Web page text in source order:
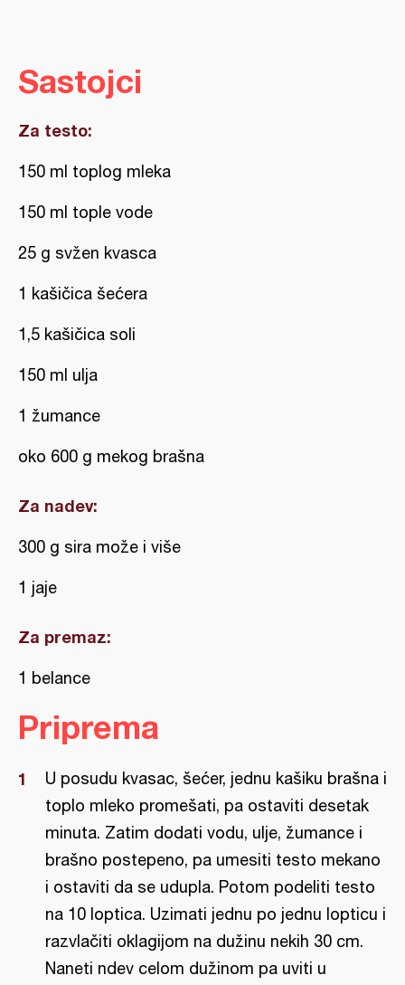
Sastojci
Za testo:
150 ml toplog mleka
150 ml tople vode
25 g svžen kvasca
1 kašičica šećera
1,5 kašičica soli
150 ml ulja
1 žumance
oko 600 g mekog brašna
Za nadev:
300 g sira može i više
1 jaje
Za premaz:
1 belance
Priprema
U posudu kvasac, šećer, jednu kašiku brašna i
toplo mleko promešati, pa ostaviti desetak
minuta. Zatim dodati vodu, ulje, žumance i
brašno postepeno, pa umesiti testo mekano
i ostaviti da se udupla. Potom podeliti testo
na 10 loptica. Uzimati jednu po jednu lopticu i
razvlačiti oklagijom na dužinu nekih 30 cm.
Naneti ndev celom dužinom pa uviti u